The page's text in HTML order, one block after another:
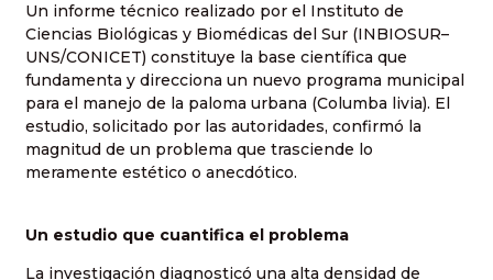
Un informe técnico realizado por el Instituto de
Ciencias Biológicas y Biomédicas del Sur (INBIOSUR–
UNS/CONICET) constituye la base científica que
fundamenta y direcciona un nuevo programa municipal
para el manejo de la paloma urbana (Columba livia). El
estudio, solicitado por las autoridades, confirmó la
magnitud de un problema que trasciende lo
meramente estético o anecdótico.
Un estudio que cuantifica el problema
La investigación diagnosticó una alta densidad de